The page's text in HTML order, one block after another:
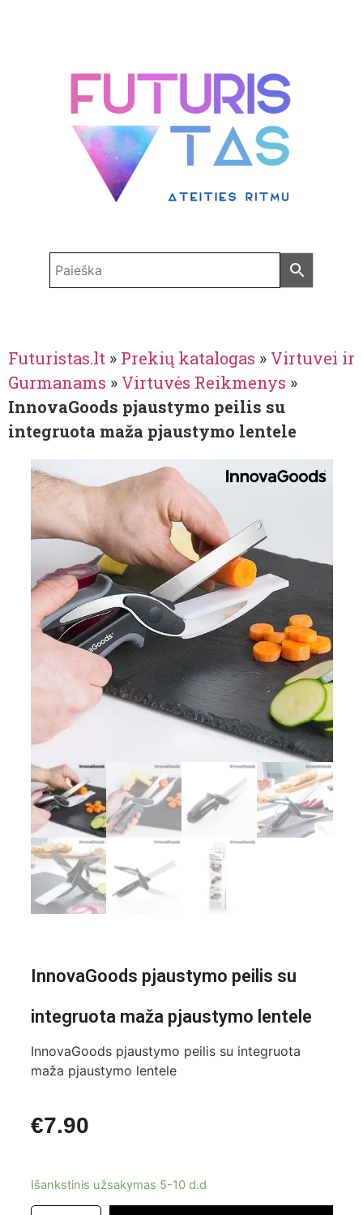
Futuristas.lt » Prekių katalogas » Virtuvei ir
Gurmanams » Virtuvės Reikmenys »
InnovaGoods pjaustymo peilis su
integruota maža pjaustymo lentele
InnovaGoods pjaustymo peilis su
integruota maža pjaustymo lentele
InnovaGoods pjaustymo peilis su integruota
maža pjaustymo lentele
€7.90
Išankstinis užsakymas 5-10 d.d